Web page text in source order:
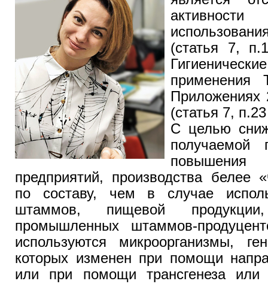
(статья 7,
применения
(статья 7,
С целью
получаемой
повышения
предприятий, производства белее
по составу, чем в случае
штаммов, пищевой
промышленных штаммов-
используются микроорганизмы,
которых изменен при помощи
или при помощи трансгенеза или